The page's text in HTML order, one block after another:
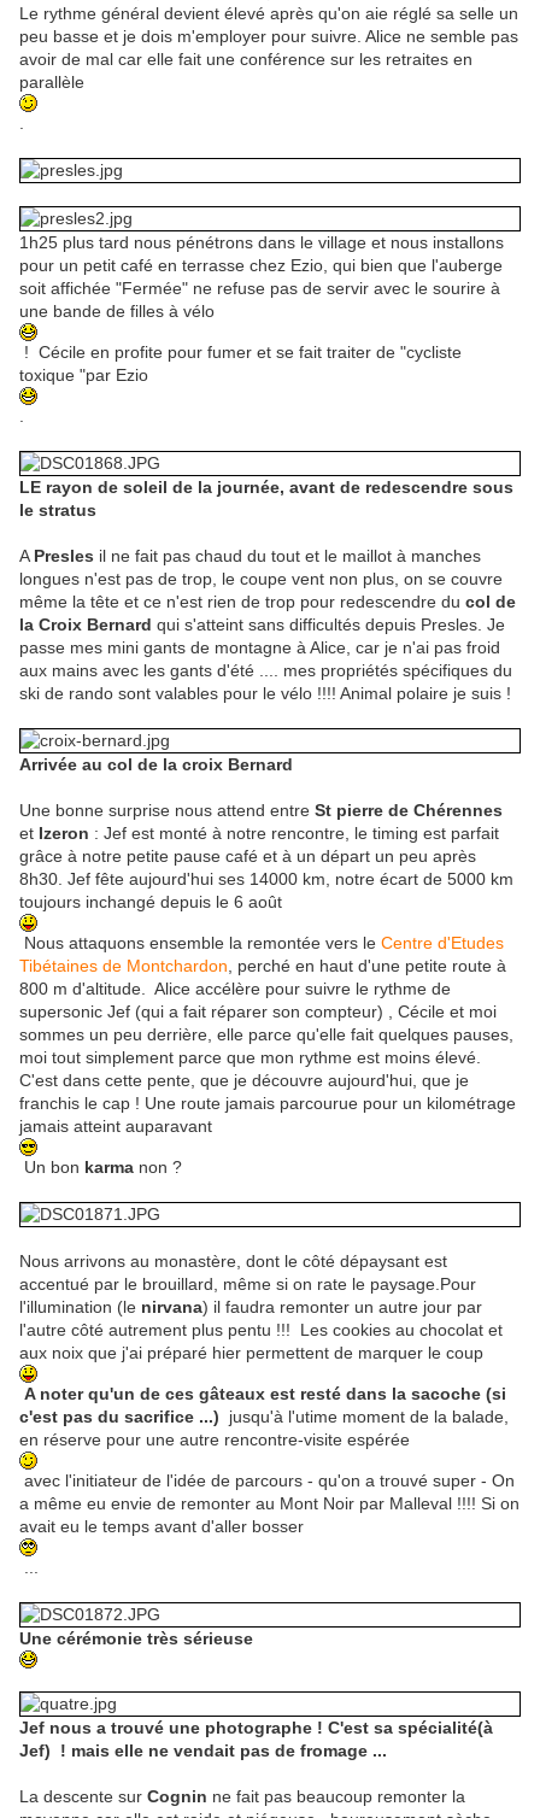
Le rythme général devient élevé après qu'on aie réglé sa selle un
peu basse et je dois m'employer pour suivre. Alice ne semble pas
avoir de mal car elle fait une conférence sur les retraites en
parallèle
1h25 plus tard nous pénétrons dans le village et nous installons
pour un petit café en terrasse chez Ezio, qui bien que l'auberge
soit affichée "Fermée" ne refuse pas de servir avec le sourire à
une bande de filles à vélo
! Cécile en profite pour fumer et se fait traiter de "cycliste
toxique "par Ezio
LE rayon de soleil de la journée, avant de redescendre sous
le stratus
A Presles il ne fait pas chaud du tout et le maillot à manches
longues n'est pas de trop, le coupe vent non plus, on se couvre
même la tête et ce n'est rien de trop pour redescendre du col de
la Croix Bernard qui s'atteint sans difficultés depuis Presles. Je
passe mes mini gants de montagne à Alice, car je n'ai pas froid
aux mains avec les gants d'été .... mes propriétés spécifiques du
ski de rando sont valables pour le vélo !!!! Animal polaire je suis !
Arrivée au col de la croix Bernard
Une bonne surprise nous attend entre St pierre de Chérennes
et Izeron : Jef est monté à notre rencontre, le timing est parfait
grâce à notre petite pause café et à un départ un peu après
8h30. Jef fête aujourd'hui ses 14000 km, notre écart de 5000 km
toujours inchangé depuis le 6 août
Nous attaquons ensemble la remontée vers le Centre d'Etudes
Tibétaines de Montchardon , perché en haut d'une petite route à
800 m d'altitude. Alice accélère pour suivre le rythme de
supersonic Jef (qui a fait réparer son compteur) , Cécile et moi
sommes un peu derrière, elle parce qu'elle fait quelques pauses,
moi tout simplement parce que mon rythme est moins élevé.
C'est dans cette pente, que je découvre aujourd'hui, que je
franchis le cap ! Une route jamais parcourue pour un kilométrage
jamais atteint auparavant
Un bon karma non ?
Nous arrivons au monastère, dont le côté dépaysant est
accentué par le brouillard, même si on rate le paysage.Pour
l'illumination (le nirvana) il faudra remonter un autre jour par
l'autre côté autrement plus pentu !!! Les cookies au chocolat et
aux noix que j'ai préparé hier permettent de marquer le coup
A noter qu'un de ces gâteaux est resté dans la sacoche (si
c'est pas du sacrifice ...) jusqu'à l'utime moment de la balade,
en réserve pour une autre rencontre-visite espérée
avec l'initiateur de l'idée de parcours - qu'on a trouvé super - On
a même eu envie de remonter au Mont Noir par Malleval !!!! Si on
avait eu le temps avant d'aller bosser
Une cérémonie très sérieuse
Jef nous a trouvé une photographe ! C'est sa spécialité(à
Jef) ! mais elle ne vendait pas de fromage ...
La descente sur Cognin ne fait pas beaucoup remonter la